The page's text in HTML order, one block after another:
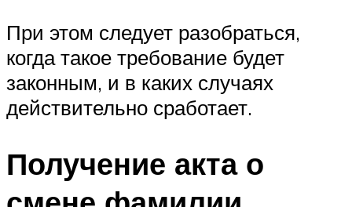
При этом следует разобраться,
когда такое требование будет
законным, и в каких случаях
действительно сработает.
Получение акта о